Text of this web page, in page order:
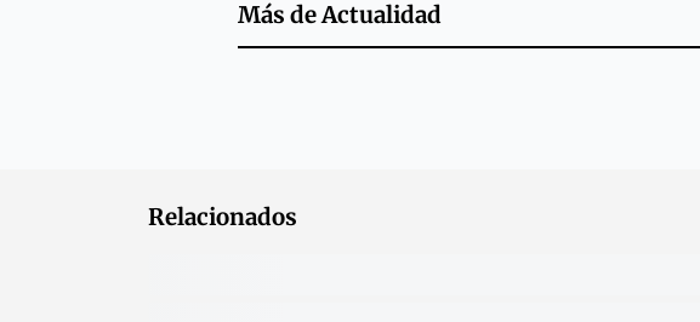
Más deActualidad
Relacionados